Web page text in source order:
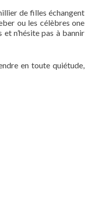
de filles échangent
ou les célèbres one
n’hésite pas à bannir
en toute quiétude,